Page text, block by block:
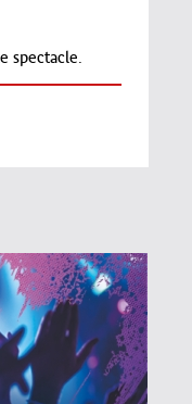
spectacle.